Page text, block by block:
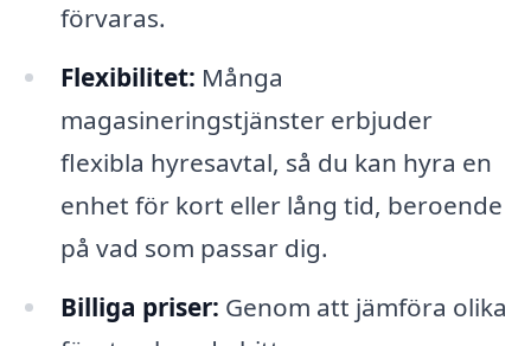
förvaras.
Flexibilitet: Många
magasineringstjänster erbjuder
flexibla hyresavtal, så du kan hyra en
enhet för kort eller lång tid, beroende
på vad som passar dig.
Billiga priser: Genom att jämföra olika